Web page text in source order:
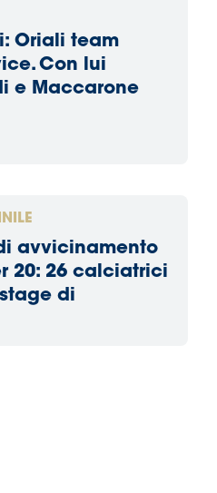
Oriali team
Con lui
e Maccarone
avvicinamento
20: 26 calciatrici
di